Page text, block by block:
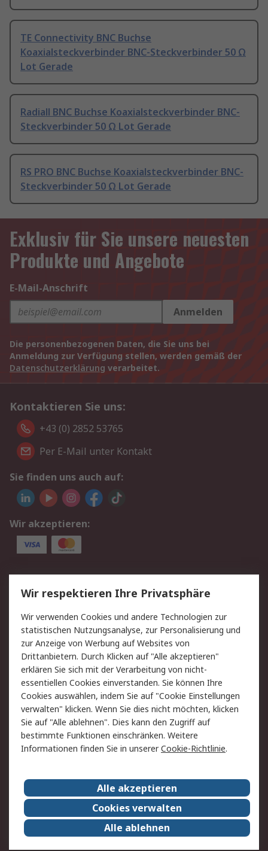
TE Connectivity BNC Buchse
Koaxialsteckverbinder BNC-Steckverbinder 50 Ω
Lot Gerade
Radiall BNC Buchse Koaxialsteckverbinder BNC-
Steckverbinder 50 Ω Lot Gerade
RS PRO BNC Buchse Koaxialsteckverbinder BNC-
Steckverbinder 50 Ω Lot Gerade
Exklusiv für Sie unsere neuesten
Produkte und Angebote
E-Mail-Anschrift
Anmelden
Die personenbezogenen Daten, die Sie uns bei
Anmeldung zur Verfügung stellen, werden gemäß der
Datenschutzerklärung verarbeitet.
Kontaktieren Sie uns:
+43 (0) 2852 53765
Per E-Mail unter Kontakt
Sie finden uns auch auf:
Wir akzeptieren:
Service
Value Added Services
Lieferlösungen
Rücksendung/Entsorgung Kontakt
Hilfe
Rechtliches
RS Verkaufs- und
Lieferbedingungen
Datenschutz
Cookie-Richtlinie
Zahlungsbedingungen
Impressum
Webseite Konditionen
RS weltweit
Karriere bei RS
Nachhaltigkeit
Qualität/Zertifikate
Presse-Center
Event-Center
Wir respektieren Ihre Privatsphäre
Wir verwenden Cookies und andere Technologien zur
statistischen Nutzungsanalyse, zur Personalisierung und
zur Anzeige von Werbung auf Websites von
Drittanbietern. Durch Klicken auf "Alle akzeptieren"
erklären Sie sich mit der Verarbeitung von nicht-
essentiellen Cookies einverstanden. Sie können Ihre
Cookies auswählen, indem Sie auf "Cookie Einstellungen
verwalten" klicken. Wenn Sie dies nicht möchten, klicken
Sie auf "Alle ablehnen". Dies kann den Zugriff auf
bestimmte Funktionen einschränken. Weitere
Informationen finden Sie in unsererCookie-Richtlinie.
Alle akzeptieren
Cookies verwalten
Alle ablehnen